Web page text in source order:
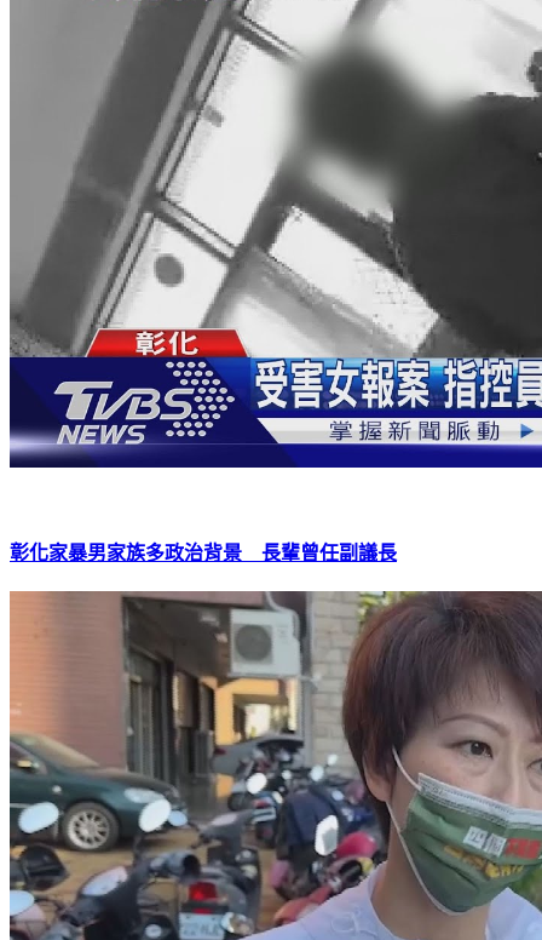
彰化家暴男家族多政治背景 長輩曾任副議長